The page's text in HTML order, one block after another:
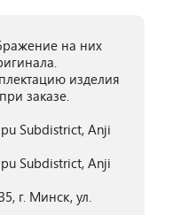
на них
изделия
заказе.
Subdistrict, Anji
Subdistrict, Anji
г. Минск, ул.